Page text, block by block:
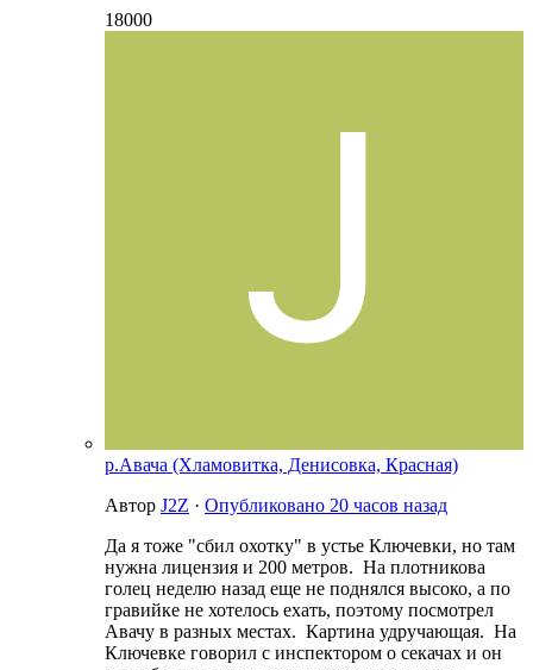
18000
р.Авача (Хламовитка, Денисовка, Красная)
Автор J2Z · Опубликовано 20 часов назад
Да я тоже "сбил охотку" в устье Ключевки, но там
нужна лицензия и 200 метров. На плотникова
голец неделю назад еще не поднялся высоко, а по
гравийке не хотелось ехать, поэтому посмотрел
Авачу в разных местах. Картина удручающая. На
Ключевке говорил с инспектором о секачах и он